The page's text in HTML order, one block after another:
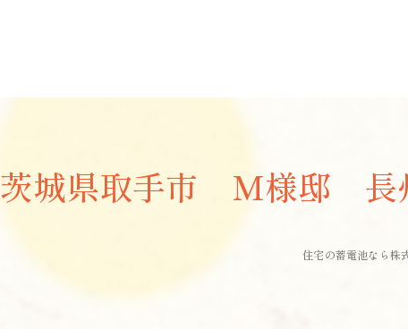
茨城県取手市 M様邸 長
住宅の蓄電池なら株